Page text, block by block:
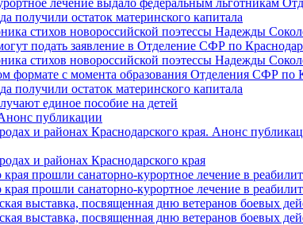
получили остаток материнского капитала
стихов новороссийской поэтессы Надежды
подать заявление в Отделение СФР по
стихов новороссийской поэтессы Надежды
формате с момента образования Отделения СФР по
получили остаток материнского капитала
единое пособие на детей
публикации
и районах Краснодарского края. Анонс
и районах Краснодарского края
прошли санаторно-курортное лечение в
прошли санаторно-курортное лечение в
выставка, посвященная дню ветеранов боевых
выставка, посвященная дню ветеранов боевых